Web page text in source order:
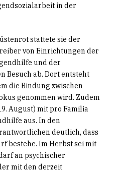
in der
stattete sie der
von Einrichtungen der
und der
Besuch ab. Dort entsteht
die Bindung zwischen
genommen wird. Zudem
August) mit pro Familia
aus. In den
deutlich, dass
bestehe. Im Herbst sei mit
an psychischer
mit den derzeit